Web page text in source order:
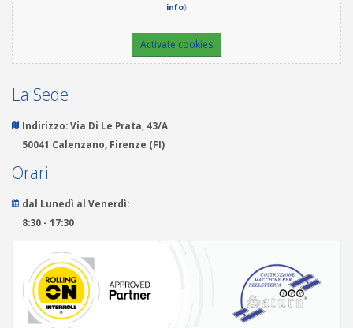
info)
Activate cookies
La Sede
Indirizzo:Via Di Le Prata, 43/A
50041 Calenzano, Firenze (FI)
Orari
dal Lunedì al Venerdì:
8:30 - 17:30